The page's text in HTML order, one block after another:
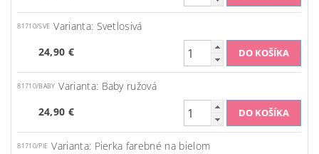
81710/SVE Varianta: Svetlosivá
24,90 €
81710/BABY Varianta: Baby ružová
24,90 €
81710/PIE Varianta: Pierka farebné na bielom